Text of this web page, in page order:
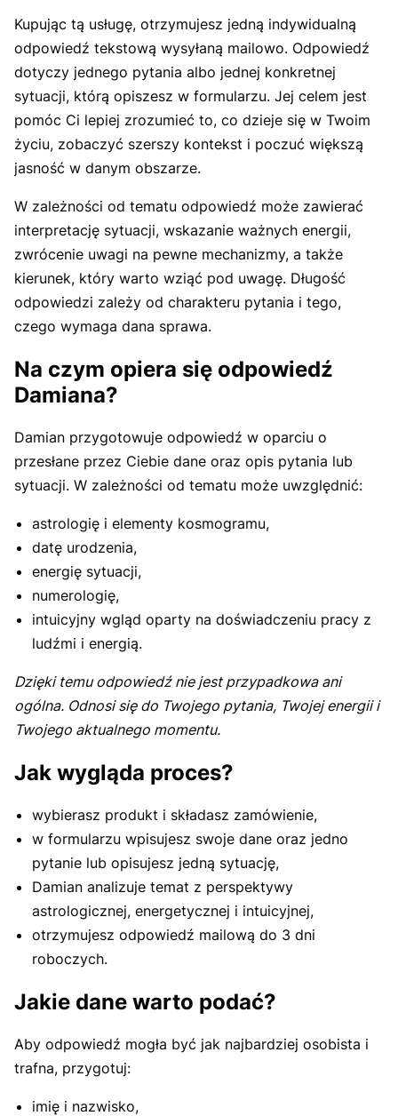
Kupując tą usługę, otrzymujesz jedną indywidualną
odpowiedź tekstową wysyłaną mailowo. Odpowiedź
dotyczy jednego pytania albo jednej konkretnej
sytuacji, którą opiszesz w formularzu. Jej celem jest
pomóc Ci lepiej zrozumieć to, co dzieje się w Twoim
życiu, zobaczyć szerszy kontekst i poczuć większą
jasność w danym obszarze.
W zależności od tematu odpowiedź może zawierać
interpretację sytuacji, wskazanie ważnych energii,
zwrócenie uwagi na pewne mechanizmy, a także
kierunek, który warto wziąć pod uwagę. Długość
odpowiedzi zależy od charakteru pytania i tego,
czego wymaga dana sprawa.
Na czym opiera się odpowiedź
Damiana?
Damian przygotowuje odpowiedź w oparciu o
przesłane przez Ciebie dane oraz opis pytania lub
sytuacji. W zależności od tematu może uwzględnić:
astrologię i elementy kosmogramu,
datę urodzenia,
energię sytuacji,
numerologię,
intuicyjny wgląd oparty na doświadczeniu pracy z
ludźmi i energią.
Dzięki temu odpowiedź nie jest przypadkowa ani
ogólna. Odnosi się do Twojego pytania, Twojej energii i
Twojego aktualnego momentu.
Jak wygląda proces?
wybierasz produkt i składasz zamówienie,
w formularzu wpisujesz swoje dane oraz jedno
pytanie lub opisujesz jedną sytuację,
Damian analizuje temat z perspektywy
astrologicznej, energetycznej i intuicyjnej,
otrzymujesz odpowiedź mailową do 3 dni
roboczych.
Jakie dane warto podać?
Aby odpowiedź mogła być jak najbardziej osobista i
trafna, przygotuj:
imię i nazwisko,